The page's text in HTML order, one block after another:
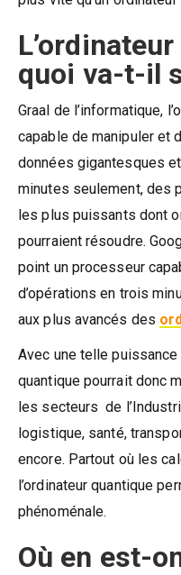
quoi va-t-il
Graal de l’informatique,
capable de manipuler et
données gigantesques
minutes seulement, des
les plus puissants dont
pourraient résoudre.
point un processeur
d’opérations en trois
aux plus avancés des
Avec une telle
quantique pourrait donc
les secteurs de
logistique, santé,
encore. Partout où les
l’ordinateur quantique
phénoménale.
Où en est-